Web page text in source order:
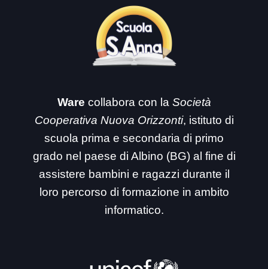
Ware collabora con la Società
Cooperativa Nuova Orizzonti, istituto di
scuola prima e secondaria di primo
grado nel paese di Albino (BG) al fine di
assistere bambini e ragazzi durante il
loro percorso di formazione in ambito
informatico.